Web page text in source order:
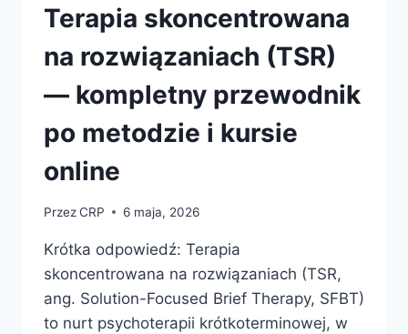
PRZEWODNIK
PO
KOMUNIKACJI
Z
12–
LAT
Terapia skoncentrowana
na rozwiązaniach (TSR)
— kompletny przewodnik
po metodzie i kursie
online
PrzezCRP 6 maja, 2026
Krótka odpowiedź: Terapia
skoncentrowana na rozwiązaniach (TSR,
ang. Solution-Focused Brief Therapy, SFBT)
to nurt psychoterapii krótkoterminowej, w